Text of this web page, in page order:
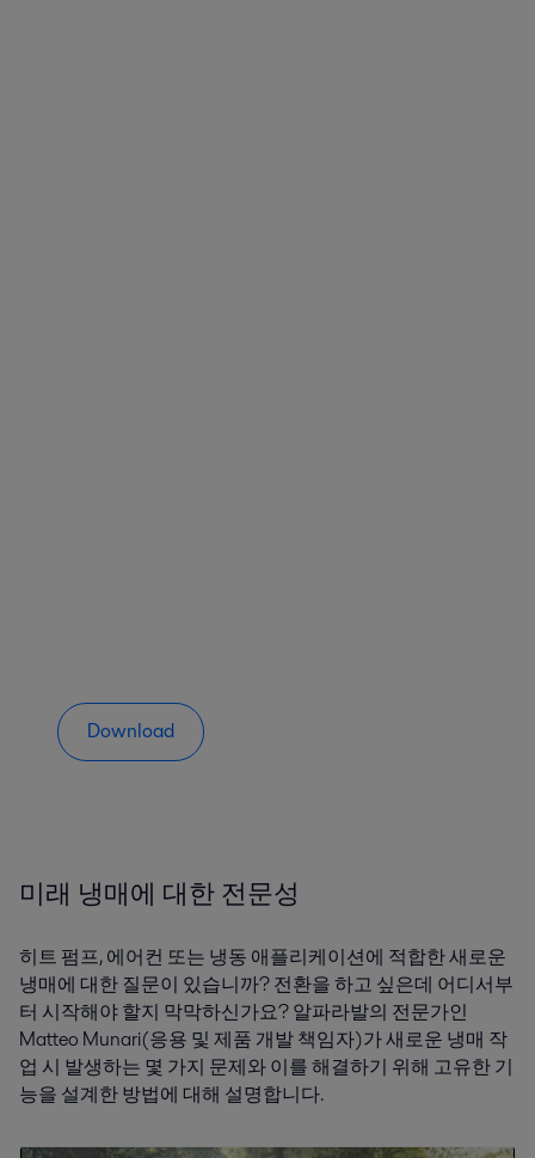
Download
미래 냉매에 대한 전문성
히트 펌프, 에어컨 또는 냉동 애플리케이션에 적합한 새로운
냉매에 대한 질문이 있습니까? 전환을 하고 싶은데 어디서부
터 시작해야 할지 막막하신가요? 알파라발의 전문가인
Matteo Munari(응용 및 제품 개발 책임자)가 새로운 냉매 작
업 시 발생하는 몇 가지 문제와 이를 해결하기 위해 고유한 기
능을 설계한 방법에 대해 설명합니다.